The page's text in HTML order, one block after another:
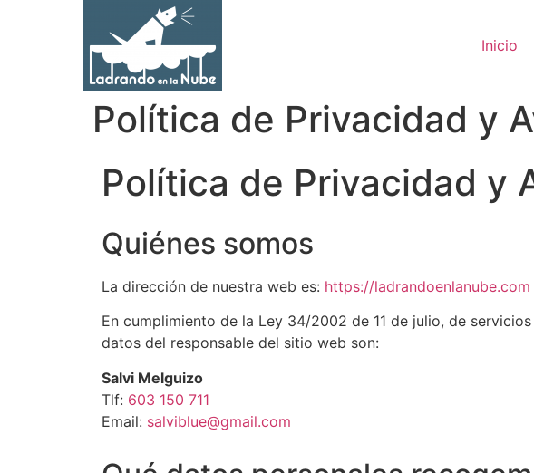
Inicio
Política de Privacidad y
Política de Privacidad y
Quiénes somos
La dirección de nuestra web es: https://ladrandoenlanube.com
En cumplimiento de la Ley 34/2002 de 11 de julio, de
datos del responsable del sitio web son:
Salvi Melguizo
Tlf: 603 150 711
Email: salviblue@gmail.com